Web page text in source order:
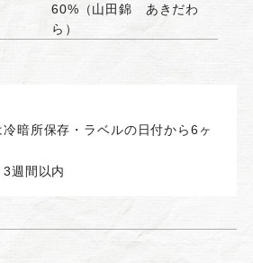
60%（山田錦 あきだわ
ら）
暗所保存・ラベルの日付から6ヶ
週間以内